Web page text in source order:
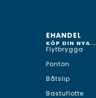
EHANDEL
KÖP DIN NYA...
Flytbrygga
Ponton
Båtslip
Bastuflotte